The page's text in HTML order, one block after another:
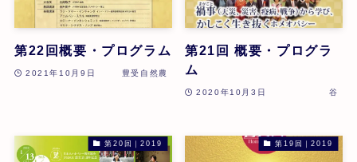
第22回概要・プログラム
2021年10月9日 豊受自然農
第21回 概要・プログラ
ム
2020年10月3日 谷
第20回｜2019 第19回｜2019